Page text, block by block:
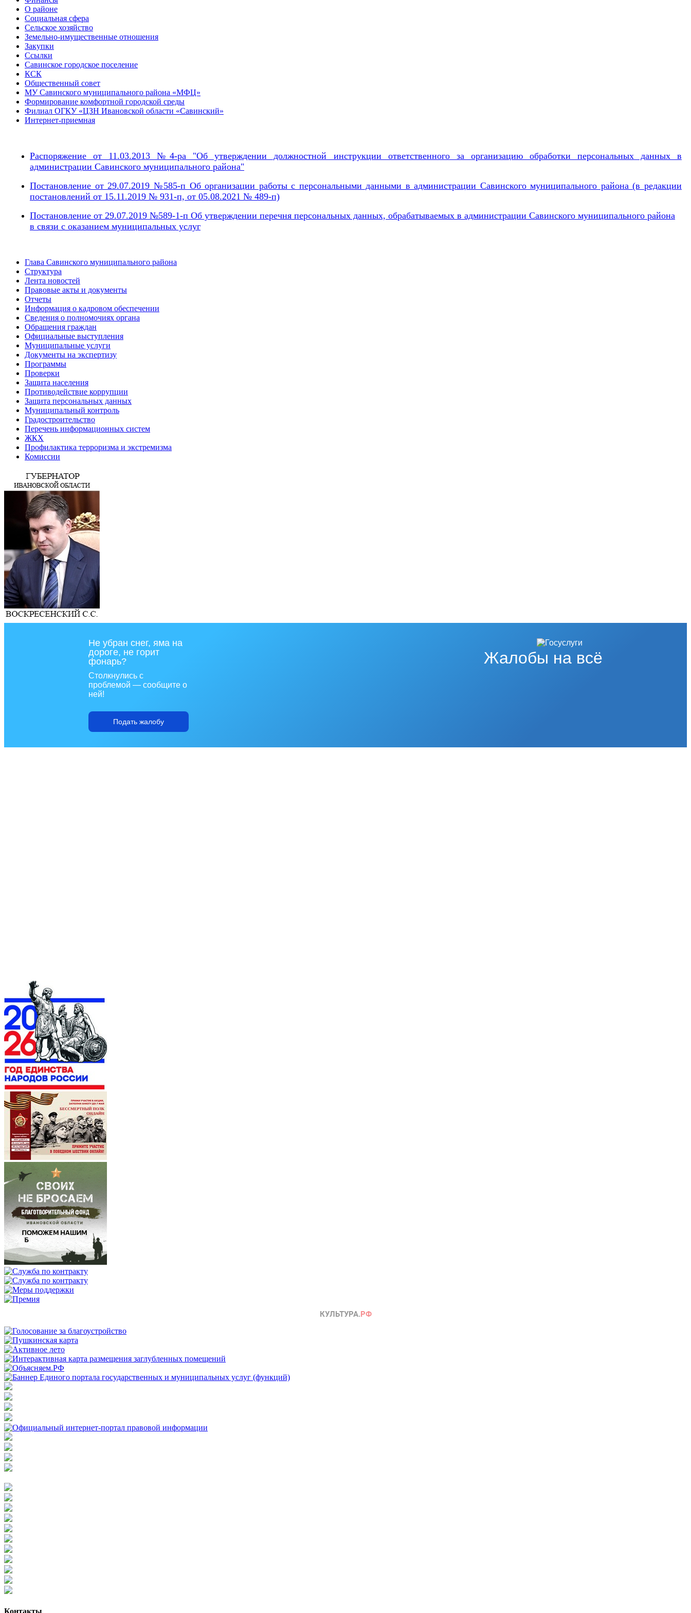
О районе
Социальная сфера
Сельское хозяйство
Земельно-имущественные отношения
Закупки
Ссылки
Савинское городское поселение
КСК
Общественный совет
МУ Савинского муниципального района «МФЦ»
Формирование комфортной городской среды
Филиал ОГКУ «ЦЗН Ивановской области «Савинский»
Интернет-приемная
Распоряжение от 11.03.2013 №4-ра "Об утверждении должностной инструкции ответственного за организацию обработки персональных данных в
администрации Савинского муниципального района"
Постановление от 29.07.2019 №585-п Об организации работы с персональными данными в администрации Савинского муниципального района (в редакции
постановлений от 15.11.2019 № 931-п, от 05.08.2021 № 489-п)
Постановление от 29.07.2019 №589-1-п Об утверждении перечня персональных данных, обрабатываемых в администрации Савинского муниципального района
в связи с оказанием муниципальных услуг
Глава Савинского муниципального района
Структура
Лента новостей
Правовые акты и документы
Отчеты
Информация о кадровом обеспечении
Сведения о полномочиях органа
Обращения граждан
Официальные выступления
Муниципальные услуги
Документы на экспертизу
Программы
Проверки
Защита населения
Противодействие коррупции
Защита персональных данных
Муниципальный контроль
Градостроительство
Перечень информационных систем
ЖКХ
Профилактика терроризма и экстремизма
Комиссии
Жалобы на всё
Не убран снег, яма на
дороге, не горит
фонарь?
Столкнулись с
проблемой — сообщите о
ней!
Подать жалобу
Контакты